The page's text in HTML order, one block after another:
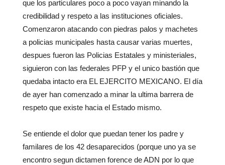
que los particulares poco a poco vayan minando la
credibilidad y respeto a las instituciones oficiales.
Comenzaron atacando con piedras palos y machetes
a policias municipales hasta causar varias muertes,
despues fueron las Policias Estatales y ministeriales,
siguieron con las federales PFP y el unico bastión que
quedaba intacto era EL EJERCITO MEXICANO. El día
de ayer han comenzado a minar la ultima barrera de
respeto que existe hacia el Estado mismo.
Se entiende el dolor que puedan tener los padre y
familares de los 42 desaparecidos (porque uno ya se
encontro segun dictamen forence de ADN por lo que